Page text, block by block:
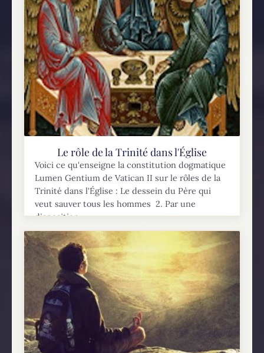
Le rôle de la Trinité dans l'Église
Voici ce qu'enseigne la constitution dogmatique
Lumen Gentium de Vatican II sur le rôles de la
Trinité dans l'Église : Le dessein du Père qui
veut sauver tous les hommes 2. Par une
disposition...